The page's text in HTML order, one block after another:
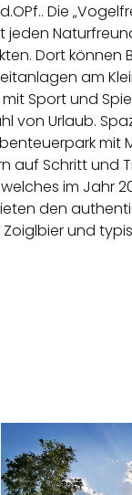
Die
jeden
Dort können
am
Sport und
von Urlaub.
mit
auf Schritt und
im Jahr
den
und